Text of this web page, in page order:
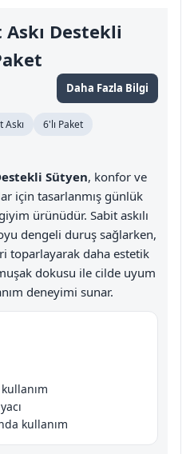
Askı Destekli
Daha Fazla Bilgi
Askı
6'lı Paket
Sütyen, konfor ve
için tasarlanmış günlük
ürünüdür. Sabit askılı
dengeli duruş sağlarken,
toparlayarak daha estetik
dokusu ile cilde uyum
deneyimi sunar.
kullanım